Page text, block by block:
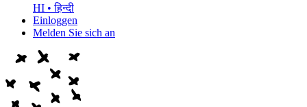
HI • हिन्दी
Einloggen
Melden Sie sich an